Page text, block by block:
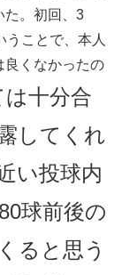
た。初回、3
うことで、本人
良くなかったの
十分合
してくれ
い投球内
球前後の
ると思う